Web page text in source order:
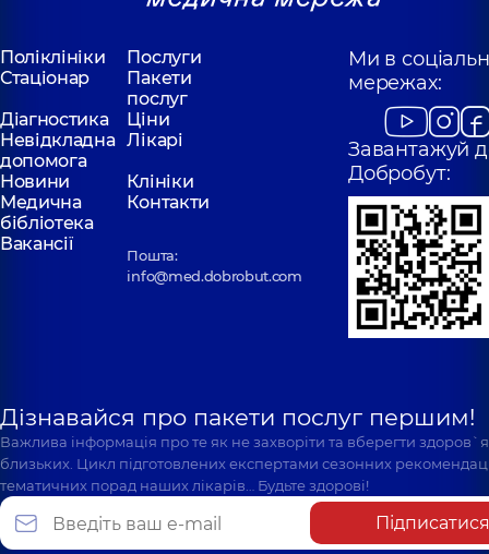
Поліклініки
Послуги
Стаціонар
Пакети
послуг
Діагностика
Ціни
Невідкладна
допомога
Лікарі
Новини
Клініки
Медична
бібліотека
Контакти
Вакансії
Пошта:
info@med.dobrobut.com
Ми в
мережах:
Завантажуй
Добробут:
Дізнавайся про пакети послуг першим!
Важлива інформація про те як не захворіти та вберегти
близьких. Цикл підготовлених експертами сезонних
тематичних порад наших лікарів… Будьте здорові!
Підписатися